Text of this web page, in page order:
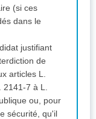
(si ces
dans le
justifiant
de
articles L.
7 à L.
ou, pour
sécurité, qu'il